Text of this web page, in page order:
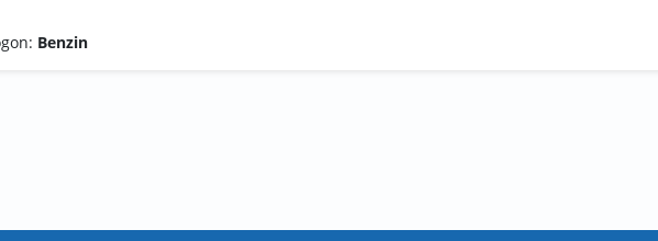
Benzin